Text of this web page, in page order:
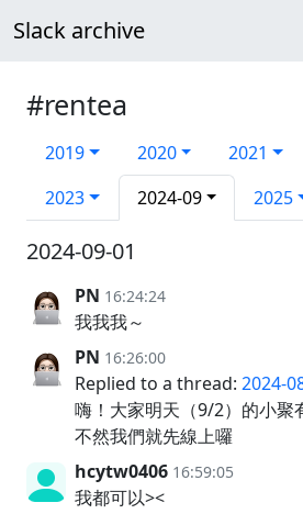
Slack archive
#rentea
2019 2020 2021
2023
2024-09 2025
2024-09-01
PN 16:24:24
我我我～
PN 16:26:00
Replied to a thread: 2024-
嗨！大家明天（9/2）的小聚
不然我們就先線上囉
hcytw0406 16:59:05
我都可以><